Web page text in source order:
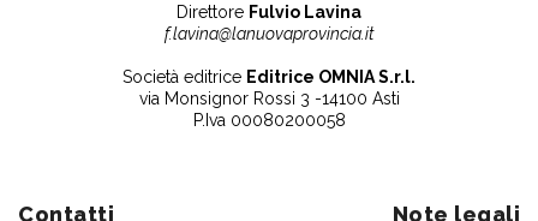
Direttore Fulvio Lavina
f.lavina@lanuovaprovincia.it
Società editrice Editrice OMNIA S.r.l.
via Monsignor Rossi 3 -14100 Asti
P.Iva 00080200058
Contatti Note legali